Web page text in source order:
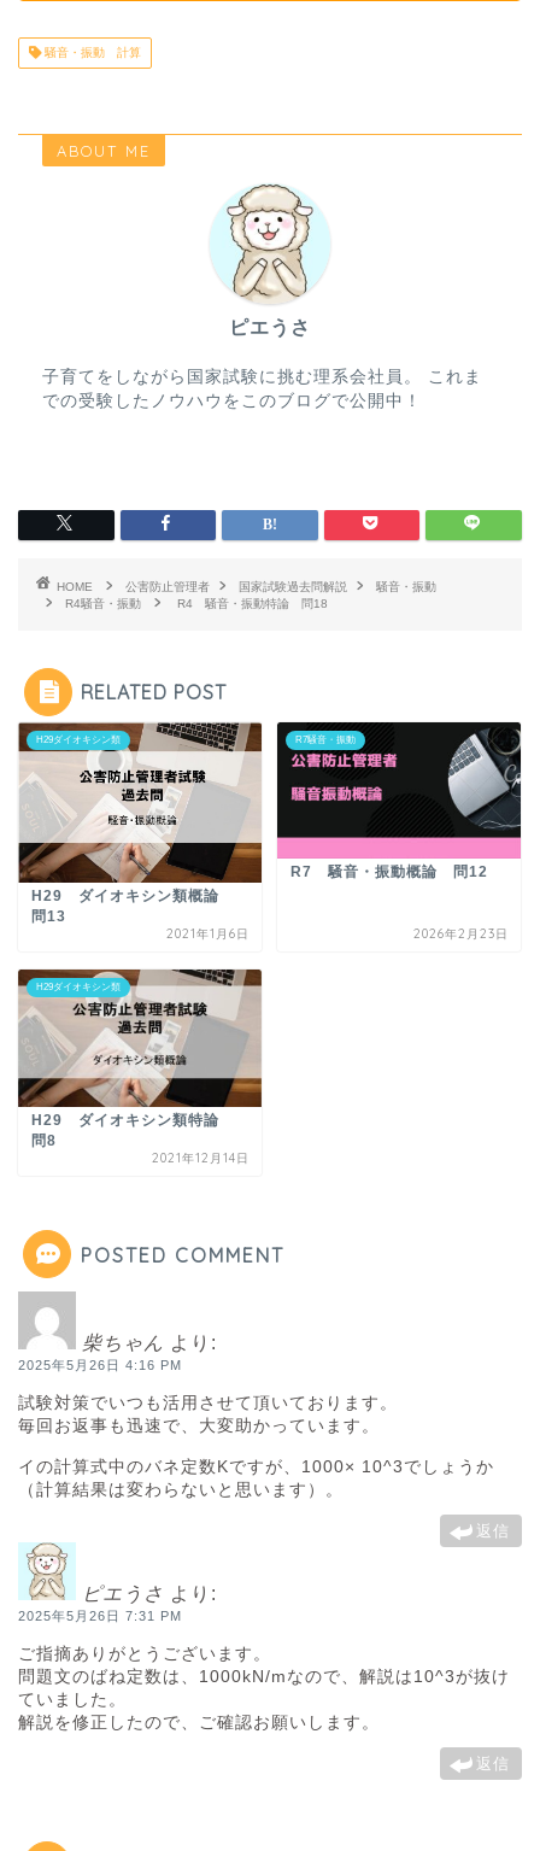
騒音・振動 計算
ABOUT ME
ピエうさ
子育てをしながら国家試験に挑む理系会社員。 これま
での受験したノウハウをこのブログで公開中！
HOME 公害防止管理者 国家試験過去問解説
騒音・振動
R4騒音・振動
R4 騒音・振動特論 問18
RELATED POST
H29ダイオキシン類
H29 ダイオキシン類概論
問13
2021年1月6日
R7騒音・振動
R7 騒音・振動概論 問12
2026年2月23日
H29ダイオキシン類
H29 ダイオキシン類特論
問8
2021年12月14日
POSTED COMMENT
柴ちゃん より:
2025年5月26日 4:16 PM
試験対策でいつも活用させて頂いております。
毎回お返事も迅速で、大変助かっています。
イの計算式中のバネ定数Kですが、1000× 10^3でしょうか
（計算結果は変わらないと思います）。
返信
ピエうさ より:
2025年5月26日 7:31 PM
ご指摘ありがとうございます。
問題文のばね定数は、1000kN/mなので、解説は10^3が抜け
ていました。
解説を修正したので、ご確認お願いします。
返信